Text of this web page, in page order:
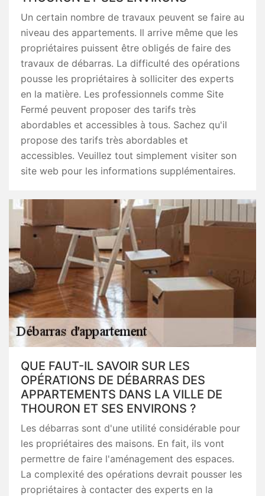
Un certain nombre de travaux peuvent se faire au
niveau des appartements. Il arrive même que les
propriétaires puissent être obligés de faire des
travaux de débarras. La difficulté des opérations
pousse les propriétaires à solliciter des experts
en la matière. Les professionnels comme Site
Fermé peuvent proposer des tarifs très
abordables et accessibles à tous. Sachez qu'il
propose des tarifs très abordables et
accessibles. Veuillez tout simplement visiter son
site web pour les informations supplémentaires.
QUE FAUT-IL SAVOIR SUR LES
OPÉRATIONS DE DÉBARRAS DES
APPARTEMENTS DANS LA VILLE DE
THOURON ET SES ENVIRONS ?
Les débarras sont d'une utilité considérable pour
les propriétaires des maisons. En fait, ils vont
permettre de faire l'aménagement des espaces.
La complexité des opérations devrait pousser les
propriétaires à contacter des experts en la